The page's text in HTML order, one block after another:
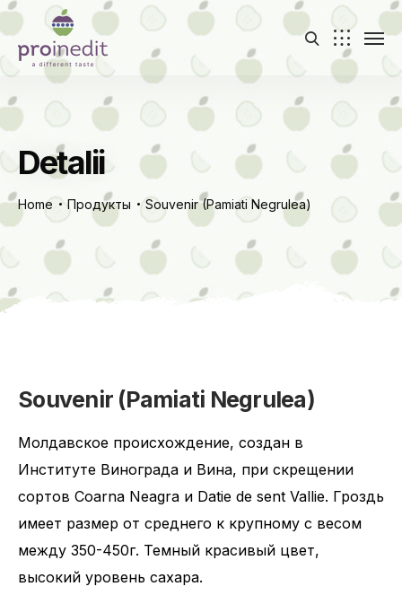
Detalii
Home Продукты Souvenir (Pamiati Negrulea)
Souvenir (Pamiati Negrulea)
Молдавское происхождение, создан в
Институте Винограда и Вина, при скрещении
сортов Coarna Neagra и Datie de sent Vallie. Гроздь
имеет размер от среднего к крупному с весом
между 350-450г. Темный красивый цвет,
высокий уровень сахара.